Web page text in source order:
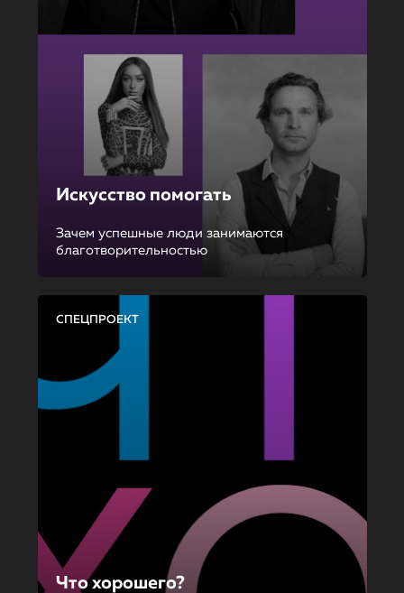
Искусство помогать
Зачем успешные люди занимаются
благотворительностью
СПЕЦПРОЕКТ
Что хорошего?